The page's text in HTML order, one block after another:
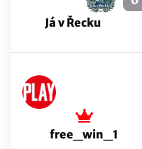
Všechny zápasy
Já v Řecku
free_win_1